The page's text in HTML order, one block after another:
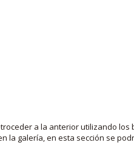
a la anterior utilizando
la galería, en esta sección se